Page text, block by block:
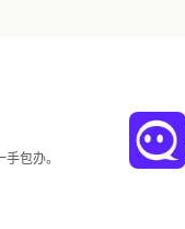
包办。